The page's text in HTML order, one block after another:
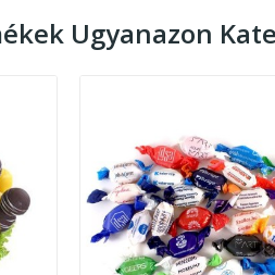
Ugyanazon